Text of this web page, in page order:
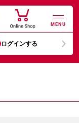
MENU
ログインする